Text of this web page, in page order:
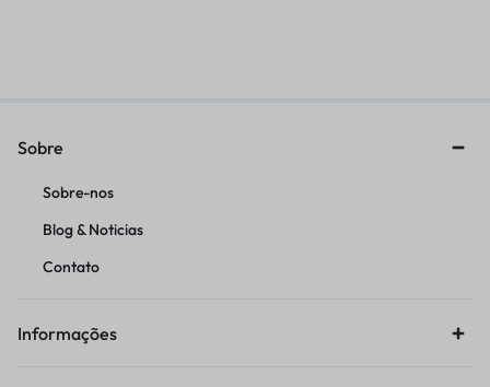
Sobre
Sobre-nos
Blog & Noticias
Contato
Informações